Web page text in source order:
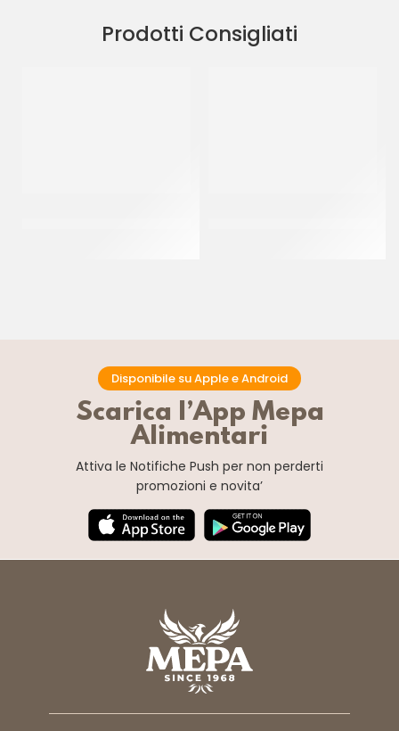
Prodotti Consigliati
Disponibile su Apple e Android
Scarica l’App Mepa
Alimentari
Attiva le Notifiche Push per non perderti
promozioni e novita’